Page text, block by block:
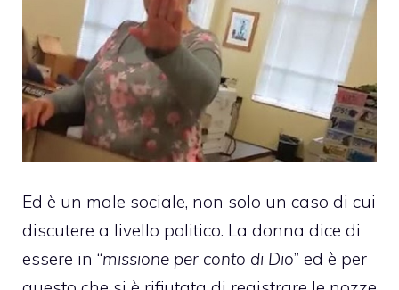
Ed è un male sociale, non solo un caso di cui
discutere a livello politico. La donna dice di
essere in “missione per conto di Dio” ed è per